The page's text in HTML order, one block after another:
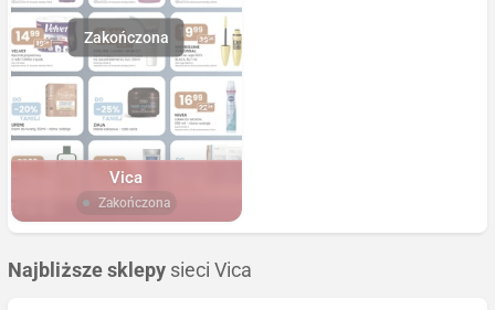
Vica
Zakończona
Najbliższe sklepy sieci Vica